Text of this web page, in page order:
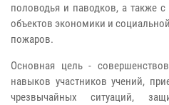
половодья и паводков, а также
объектов экономики и
пожаров.
Основная цель -
навыков участников учений,
чрезвычайных ситуаций,